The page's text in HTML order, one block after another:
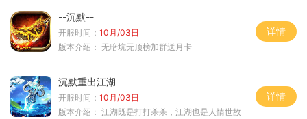
--沉默--
开服时间： 10月/03日
版本介绍： 无暗坑无顶榜加群送月卡
详情
沉默重出江湖
开服时间： 10月/03日
版本介绍： 江湖既是打打杀杀，江湖也是人情世故
详情